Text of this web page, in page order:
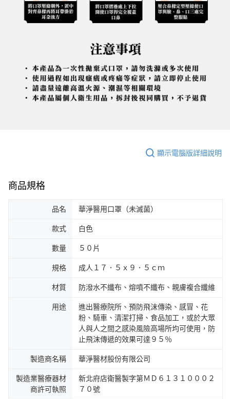
顯示電腦版詳細說明
商品規格
品名 華淨醫用口罩（未滅菌）
款式 白色
數量 ５０片
規格 成人１７．５ｘ９．５ｃｍ
材質 防潑水不纖布、熔噴不纖布、親膚複合纖維
用途
進出醫療院所、預防飛沫傳染、感冒、花
粉、騎車、清潔打掃、食品加工，或於大眾
人與人之間之感染風險高場所均可使用，防
止飛沫傳遞的效果可達９５％
製造商名稱 華淨醫材股份有限公司
製造業醫療器材
商許可執照
新北府店衛醫製字第ＭＤ６１３１０００２
７０號